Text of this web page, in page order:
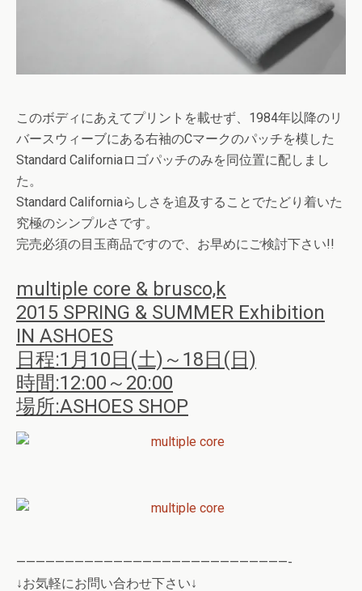
このボディにあえてプリントを載せず、1984年以降のリ
バースウィーブにある右袖のCマークのパッチを模した
Standard Californiaロゴパッチのみを同位置に配しまし
た。
Standard Californiaらしさを追及することでたどり着いた
究極のシンプルさです。
完売必須の目玉商品ですので、お早めにご検討下さい!!
multiple core & brusco,k
2015 SPRING & SUMMER Exhibition
IN ASHOES
日程:1月10日(土)～18日(日)
時間:12:00～20:00
場所:ASHOES SHOP
————————————————————————————-
↓お気軽にお問い合わせ下さい↓